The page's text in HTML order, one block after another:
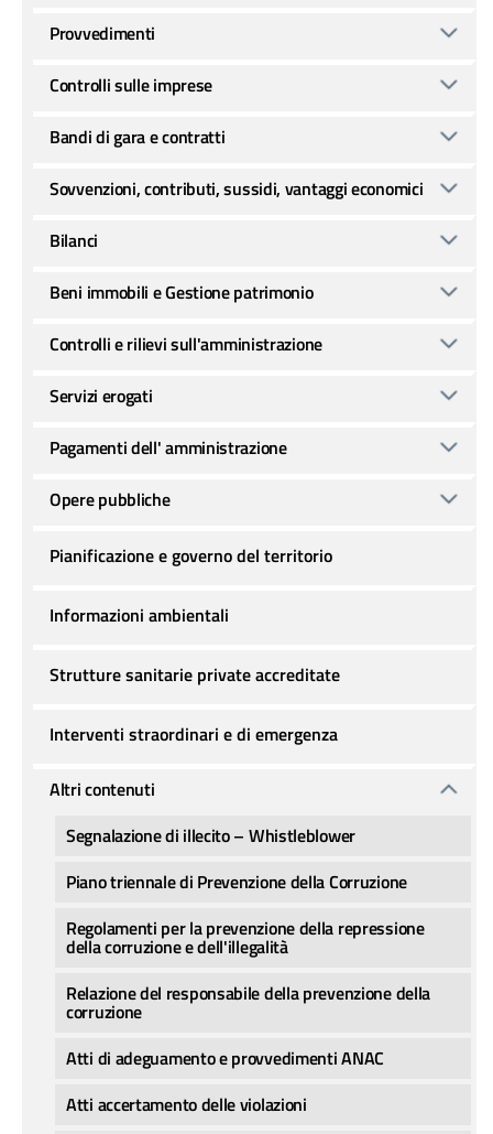
Provvedimenti
Controlli sulle imprese
Bandi di gara e contratti
Sovvenzioni, contributi, sussidi, vantaggi economici
Bilanci
Beni immobili e Gestione patrimonio
Controlli e rilievi sull'amministrazione
Servizi erogati
Pagamenti dell' amministrazione
Opere pubbliche
Pianificazione e governo del territorio
Informazioni ambientali
Strutture sanitarie private accreditate
Interventi straordinari e di emergenza
Altri contenuti
Segnalazione di illecito – Whistleblower
Piano triennale di Prevenzione della Corruzione
Regolamenti per la prevenzione della repressione
della corruzione e dell'illegalità
Relazione del responsabile della prevenzione della
corruzione
Atti di adeguamento e provvedimenti ANAC
Atti accertamento delle violazioni